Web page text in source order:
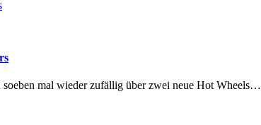
mal wieder zufällig über zwei neue Hot Wheels…